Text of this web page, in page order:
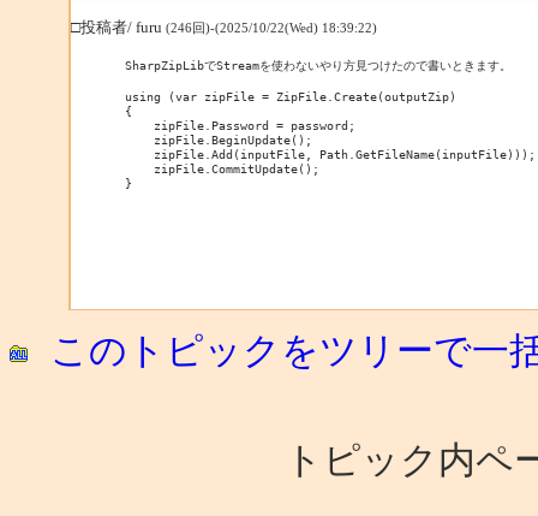
□投稿者/ furu (246回)-(2025/10/22(Wed) 18:39:22)
SharpZipLibでStreamを使わないやり方見つけたので書いときます。
using (var zipFile = ZipFile.Create(outputZip)
{
    zipFile.Password = password;
    zipFile.BeginUpdate();
    zipFile.Add(inputFile, Path.GetFileName(inputFile)));
    zipFile.CommitUpdate();
このトピックをツリーで一
トピック内